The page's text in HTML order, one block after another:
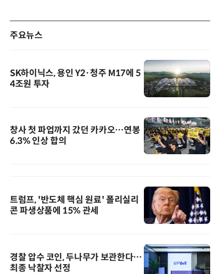
주요뉴스
SK하이닉스, 용인 Y2·청주 M17에 5
4조원 투자
창사 첫 파업까지 갔던 카카오…연봉
6.3% 인상 합의
트럼프, '반도체 핵심 원료' 폴리실리
콘 파생상품에 15% 관세
경찰 압수 코인, 두나무가 보관한다…
최종 낙찰자 선정